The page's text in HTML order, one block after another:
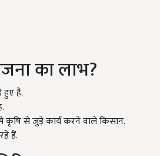
का लाभ?
हैं.
कृषि से जुड़े कार्य करने वाले किसान.
हैं.